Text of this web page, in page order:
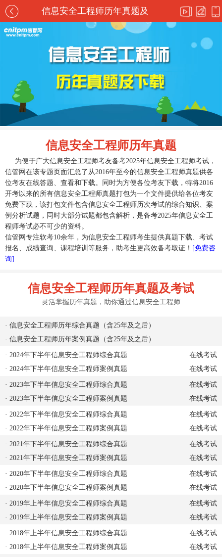
信息安全工程师历年真题及
信息安全工程师历年真题
为便于广大信息安全工程师考友备考2025年信息安全工程师考试，
信管网在该专题页面汇总了从2016年至今的信息安全工程师真题供各
位考友在线答题、查看和下载。同时为方便各位考友下载，特将2016
开考以来的所有信息安全工程师真题打包为一个文件提供给各位考友
免费下载，该打包文件包含信息安全工程师历次考试的综合知识、案
例分析试题，同时大部分试题都包含解析，是备考2025年信息安全工
程师考试必不可少的资料。
信管网专注软考10余年，为信息安全工程师考生提供真题下载、考试
报名、成绩查询、课程培训等服务，助考生更高效备考取证！ [免费咨
询]
信息安全工程师历年真题及考试
灵活掌握历年真题，助你通过信息安全工程师
· 信息安全工程师历年综合真题（含25年及之后）
· 信息安全工程师历年案例真题（含25年及之后）
· 2024年下半年信息安全工程师综合真题
在线考试
· 2024年下半年信息安全工程师案例真题 在线考试
· 2023年下半年信息安全工程师综合真题
在线考试
· 2023年下半年信息安全工程师案例真题 在线考试
· 2022年下半年信息安全工程师综合真题
在线考试
· 2022年下半年信息安全工程师案例真题 在线考试
· 2021年下半年信息安全工程师综合真题
在线考试
· 2021年下半年信息安全工程师案例真题 在线考试
· 2020年下半年信息安全工程师综合真题
在线考试
· 2020年下半年信息安全工程师案例真题 在线考试
· 2019年上半年信息安全工程师综合真题
在线考试
· 2019年上半年信息安全工程师案例真题 在线考试
· 2018年上半年信息安全工程师综合真题
在线考试
· 2018年上半年信息安全工程师案例真题 在线考试